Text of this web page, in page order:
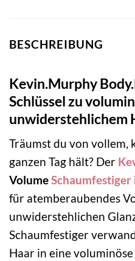
BESCHREIBUNG
Kevin.Murphy
Schlüssel zu
unwiderstehlichem
Träumst du von vollem,
ganzen Tag hält? Der
VolumeSchaumfestiger
für atemberaubendes
unwiderstehlichen
Schaumfestiger
Haar in eine